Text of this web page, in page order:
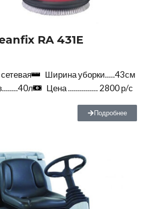
RA 431Е
Ширина уборки.....43см
Цена ............... 2800 р/с
Подробнее